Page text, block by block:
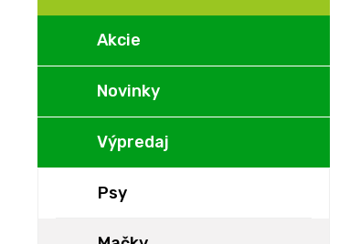
Akcie
Novinky
Výpredaj
Psy